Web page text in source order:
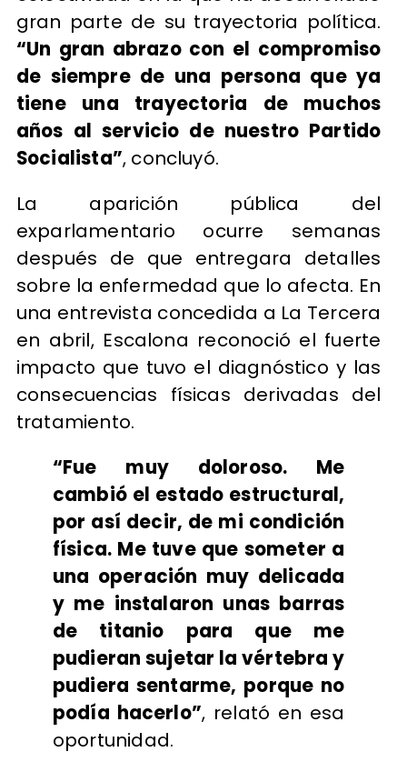
gran parte de su trayectoria política.
“Un gran abrazo con el compromiso
de siempre de una persona que ya
tiene una trayectoria de muchos
años al servicio de nuestro Partido
Socialista”, concluyó.
La aparición pública del
exparlamentario ocurre semanas
después de que entregara detalles
sobre la enfermedad que lo afecta. En
una entrevista concedida a La Tercera
en abril, Escalona reconoció el fuerte
impacto que tuvo el diagnóstico y las
consecuencias físicas derivadas del
tratamiento.
“Fue muy doloroso. Me
cambió el estado estructural,
por así decir, de mi condición
física. Me tuve que someter a
una operación muy delicada
y me instalaron unas barras
de titanio para que me
pudieran sujetar la vértebra y
pudiera sentarme, porque no
podía hacerlo”, relató en esa
oportunidad.